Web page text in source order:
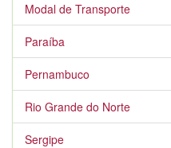
Modal de Transporte
Paraíba
Pernambuco
Rio Grande do Norte
Sergipe